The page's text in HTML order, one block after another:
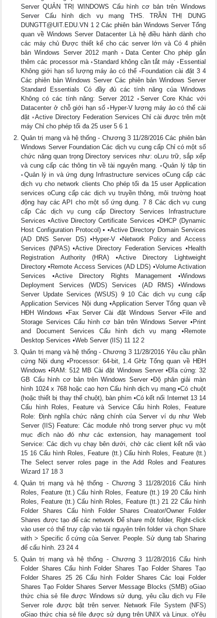
Server QUẢN TRỊ WINDOWS Cấu hình cơ bản trên Windows
Server Cấu hình dịch vụ mạng THS. TRẦN THỊ DUNG
DUNGTT@UIT.EDU.VN 1 2 Các phiên bản Windows Server Tổng
quan về Windows Server Datacenter Là hệ điều hành dành cho
các máy chủ Được thiết kế cho các server lớn và Có 4 phiên
bản Windows Server 2012 mạnh ◦Data Center Cho phép gắn
thêm các processor mà ◦Standard không cần tắt máy ◦Essential
Không giới hạn số lượng máy ảo có thể ◦Foundation cài đặt 3 4
Các phiên bản Windows Server Các phiên bản Windows Server
Standard Essentials Có đầy đủ các tính năng của Windows
Không có các tính năng: Server 2012 ◦Server Core Khác với
Datacenter ở chỗ giới hạn số ◦Hyper-V lượng máy ảo có thể cài
đặt ◦Active Directory Federation Services Chỉ cài được trên một
máy Chỉ cho phép tối đa 25 user 5 6 1
Quản trị mạng và hệ thống - Chương 3 11/28/2016 Các phiên bản
Windows Server Foundation Các dịch vụ cung cấp Chỉ có một số
chức năng quan trọng Directory services như: oLưu trữ, sắp xếp
và cung cấp các thông tin về tài nguyên mạng. ◦Quản lý tập tin
◦Quản lý in và ứng dụng Infrastructure services oCung cấp các
dịch vụ cho network clients Cho phép tối đa 15 user Application
services oCung cấp các dịch vụ truyền thông, môi trường hoạt
động hay các API cho một số ứng dụng. 7 8 Các dịch vụ cung
cấp Các dịch vụ cung cấp Directory Services Infrastructure
Services •Active Directory Certificate Services •DHCP (Dynamic
Host Configuration Protocol) • •Active Directory Domain Services
(AD DNS Server DS) •Hyper-V •Network Policy and Access
Services (NPAS) •Active Directory Federation Services •Health
Registration Authority (HRA) •Active Directory Lightweight
Directory •Remote Access Services (AD LDS) •Volume Activation
Services •Active Directory Rights Management •Windows
Deployment Services (WDS) Services (AD RMS) •Windows
Server Update Services (WSUS) 9 10 Các dịch vụ cung cấp
Application Services Nội dung •Application Server Tổng quan về
HĐH Windows •Fax Server Cài đặt Windows Server •File and
Storage Services Cấu hình cơ bản trên Windows Server •Print
and Document Services Cấu hình dịch vụ mạng •Remote
Desktop Services •Web Server (IIS) 11 12 2
Quản trị mạng và hệ thống - Chương 3 11/28/2016 Yêu cầu phần
cứng Nội dung •Processor: 64-bit, 1.4 GHz Tổng quan về HĐH
Windows •RAM: 512 MB Cài đặt Windows Server •Đĩa cứng: 32
GB Cấu hình cơ bản trên Windows Server •Độ phân giải màn
hình 1024 x 768 hoặc cao hơn Cấu hình dịch vụ mạng •Có chuột
(hoặc thiết bị thay thế chuột), bàn phím •Có kết nối Internet 13 14
Cấu hình Roles, Feature và Service Cấu hình Roles, Feature
Role: Định nghĩa chức năng chính của Server ví dụ như Web
Server (IIS) Feature: Các module nhỏ trong server phục vụ một
mục đích nào đó như các extension, hay management tool
Service: Các dịch vụ chạy bên dưới, chờ các client kết nối vào
15 16 Cấu hình Roles, Feature (tt.) Cấu hình Roles, Feature (tt.)
The Select server roles page in the Add Roles and Features
Wizard 17 18 3
Quản trị mạng và hệ thống - Chương 3 11/28/2016 Cấu hình
Roles, Feature (tt.) Cấu hình Roles, Feature (tt.) 19 20 Cấu hình
Roles, Feature (tt.) Cấu hình Roles, Feature (tt.) 21 22 Cấu hình
Folder Shares Cấu hình Folder Shares Creator/Owner Folder
Shares được tạo để các network Để share một folder, Right-click
vào user có thể truy cập vào tài nguyên trên folder và chọn Share
with > Specific ổ cứng của Server. People. Sử dụng tab Sharing
để cấu hình. 23 24 4
Quản trị mạng và hệ thống - Chương 3 11/28/2016 Cấu hình
Folder Shares Cấu hình Folder Shares Tạo Folder Shares Tạo
Folder Shares 25 26 Cấu hình Folder Shares Các loại Folder
Shares Tạo Folder Shares Server Message Blocks (SMB) oGiao
thức chia sẻ file được Windows sử dụng, yêu cầu dịch vụ File
Server role được bật trên server. Network File System (NFS)
oGiao thức chia sẻ file được sử dụng trên UNIX và Linux. oYêu